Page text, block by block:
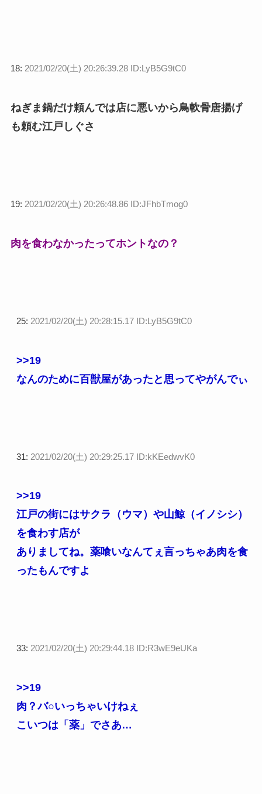
18: 2021/02/20(土) 20:26:39.28 ID:LyB5G9tC0
ねぎま鍋だけ頼んでは店に悪いから鳥軟骨唐揚げ
も頼む江戸しぐさ
19: 2021/02/20(土) 20:26:48.86 ID:JFhbTmog0
肉を食わなかったってホントなの？
25: 2021/02/20(土) 20:28:15.17 ID:LyB5G9tC0
>>19
なんのために百獣屋があったと思ってやがんでぃ
31: 2021/02/20(土) 20:29:25.17 ID:kKEedwvK0
>>19
江戸の街にはサクラ（ウマ）や山鯨（イノシシ）
を食わす店が
ありましてね。薬喰いなんてぇ言っちゃあ肉を食
ったもんですよ
33: 2021/02/20(土) 20:29:44.18 ID:R3wE9eUKa
>>19
肉？バ○いっちゃいけねぇ
こいつは「薬」でさあ…